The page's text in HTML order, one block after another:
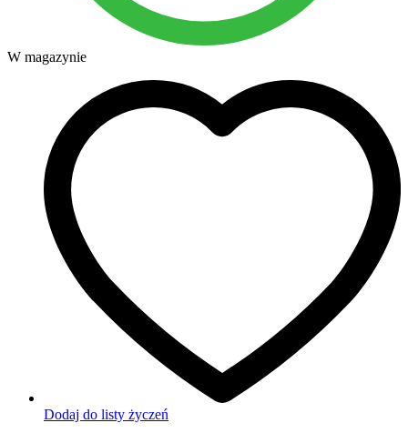
W magazynie
Dodaj do listy życzeń